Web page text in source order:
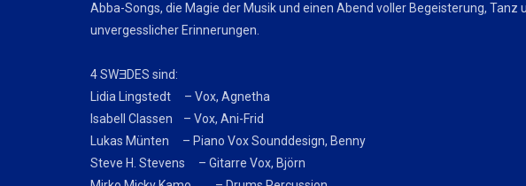
Abba-Songs, die Magie der Musik und einen Abend voller Begeisterung, Tanz
unvergesslicher Erinnerungen.
4 SWƎDES sind:
Lidia Lingstedt – Vox, Agnetha
Isabell Classen – Vox, Ani-Frid
Lukas Münten – Piano Vox Sounddesign, Benny
Steve H. Stevens – Gitarre Vox, Björn